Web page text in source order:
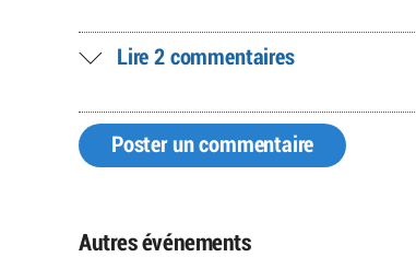
Lire 2 commentaires
Poster un commentaire
Autres événements